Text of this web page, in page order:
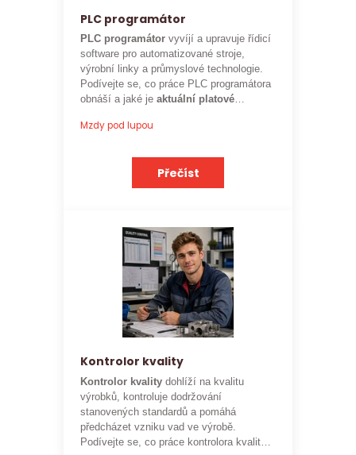
PLC programátor
PLC programátorvyvíjí a upravuje řídicí
software pro automatizované stroje,
výrobní linky a průmyslové technologie.
Podívejte se, co práce PLC programátora
obnáší a jaké jeaktuální platové
Mzdy pod lupou
Přečíst
Kontrolor kvality
Kontrolor kvalitydohlíží na kvalitu
výrobků, kontroluje dodržování
stanovených standardů a pomáhá
předcházet vzniku vad ve výrobě.
Podívejte se, co práce kontrolora kvality